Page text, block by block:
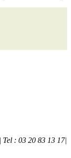
: 03 20 83 13 17|